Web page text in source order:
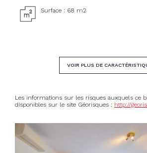
Surface : 68 m2
VOIR PLUS DE
Les informations sur les risques auxquels ce
disponibles sur le site Géorisques : http://